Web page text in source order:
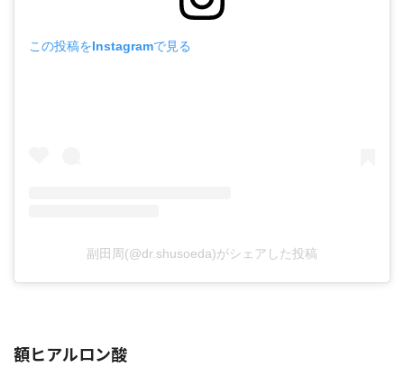
この投稿をInstagramで見る
副田周(@dr.shusoeda)がシェアした投稿
額ヒアルロン酸